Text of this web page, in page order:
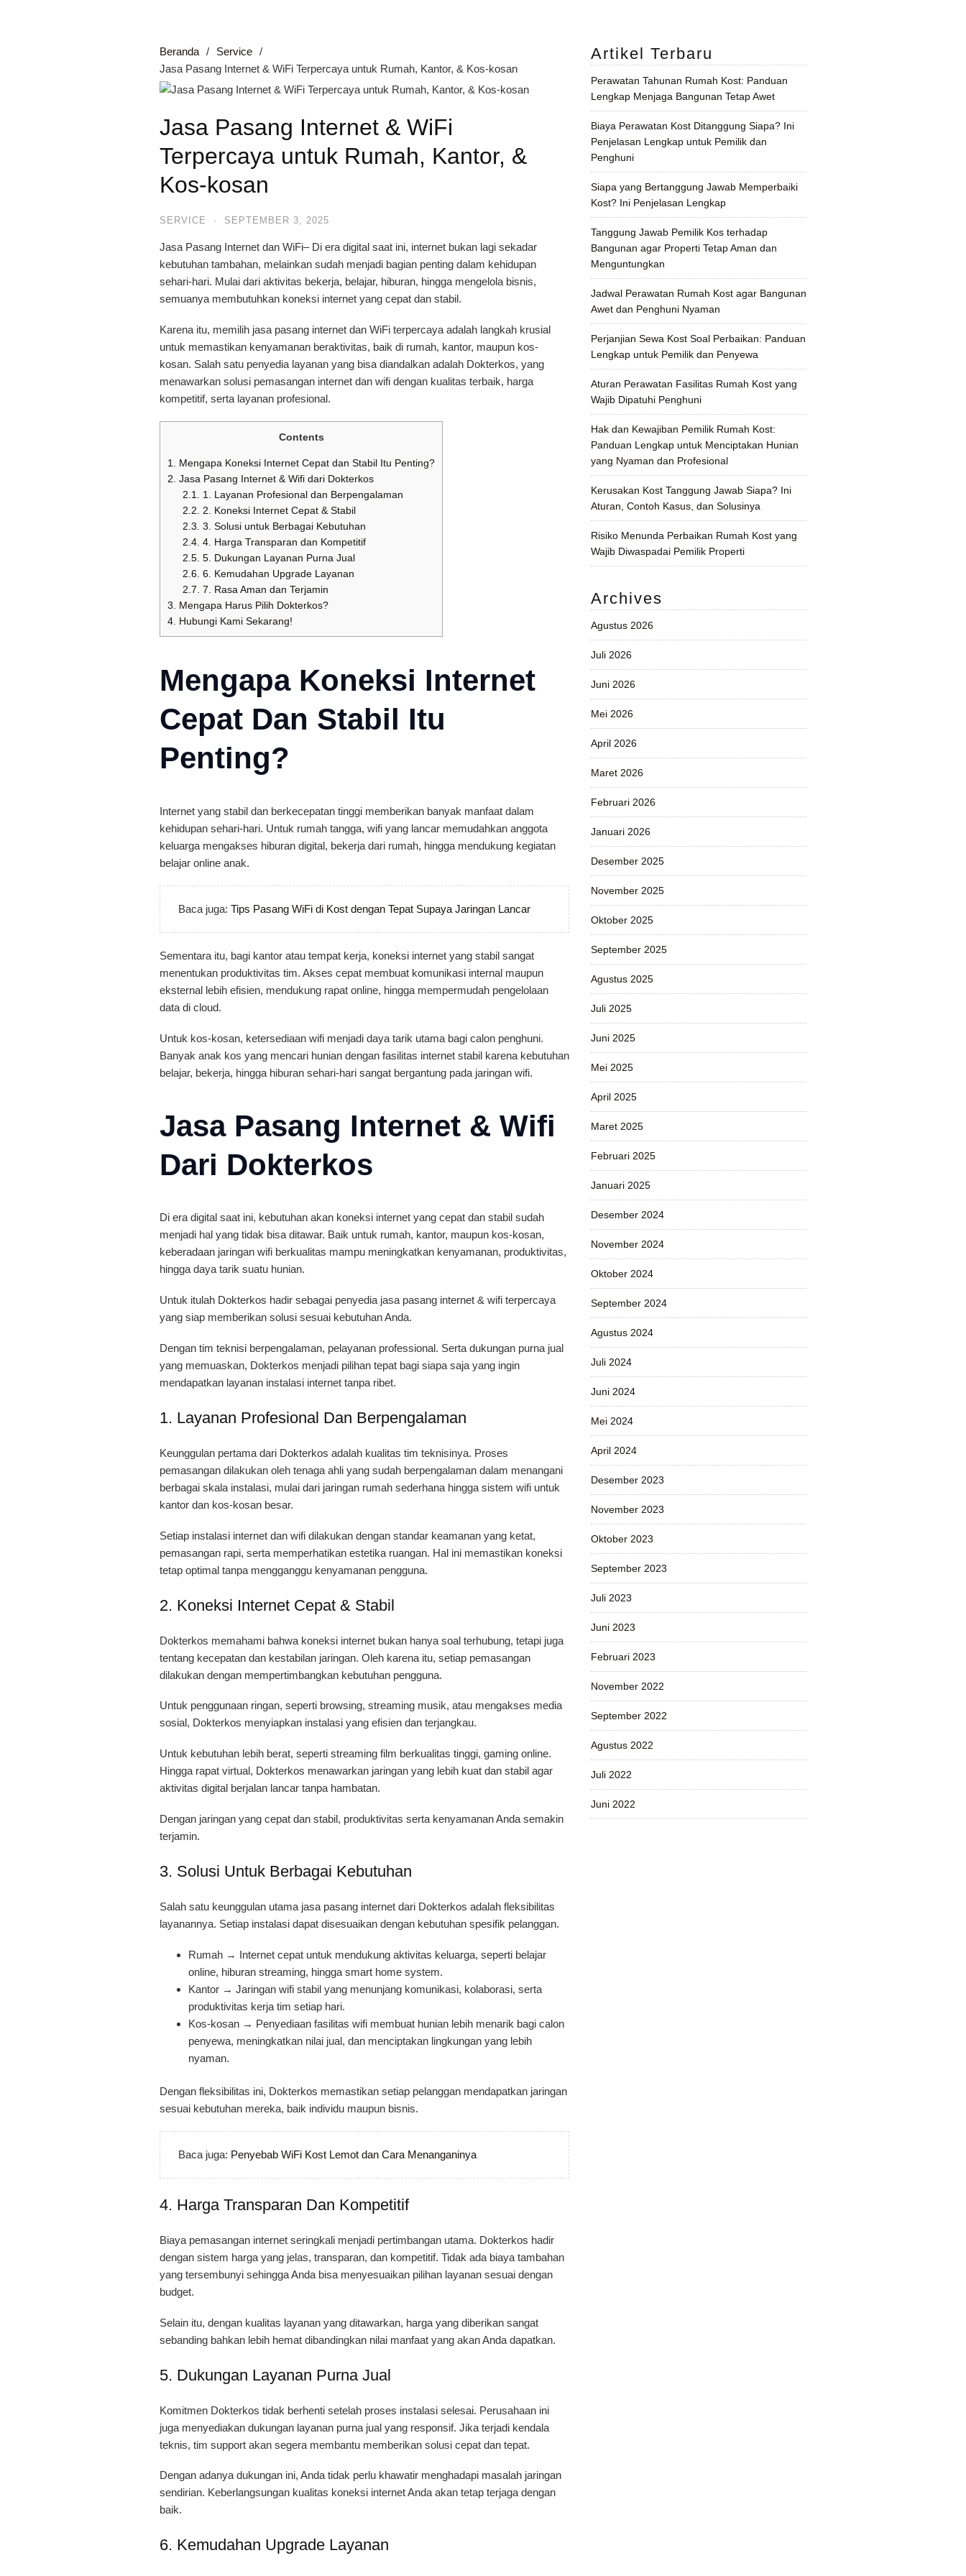
Beranda
Service
Jasa Pasang Internet & WiFi Terpercaya untuk Rumah, Kantor, & Kos-kosan
Jasa Pasang Internet & WiFi
Terpercaya untuk Rumah, Kantor, &
Kos-kosan
SERVICE · SEPTEMBER 3, 2025
Jasa Pasang Internet dan WiFi– Di era digital saat ini, internet bukan lagi sekadar
kebutuhan tambahan, melainkan sudah menjadi bagian penting dalam kehidupan
sehari-hari. Mulai dari aktivitas bekerja, belajar, hiburan, hingga mengelola bisnis,
semuanya membutuhkan koneksi internet yang cepat dan stabil.
Karena itu, memilih jasa pasang internet dan WiFi terpercaya adalah langkah krusial
untuk memastikan kenyamanan beraktivitas, baik di rumah, kantor, maupun kos-
kosan. Salah satu penyedia layanan yang bisa diandalkan adalah Dokterkos, yang
menawarkan solusi pemasangan internet dan wifi dengan kualitas terbaik, harga
kompetitif, serta layanan profesional.
Contents
1.
Mengapa Koneksi Internet Cepat dan Stabil Itu Penting?
2. Jasa Pasang Internet & Wifi dari Dokterkos
2.1.
1. Layanan Profesional dan Berpengalaman
2.2.
2. Koneksi Internet Cepat & Stabil
2.3. 3. Solusi untuk Berbagai Kebutuhan
2.4. 4. Harga Transparan dan Kompetitif
2.5. 5. Dukungan Layanan Purna Jual
2.6. 6. Kemudahan Upgrade Layanan
2.7. 7. Rasa Aman dan Terjamin
3.
Mengapa Harus Pilih Dokterkos?
4. Hubungi Kami Sekarang!
Mengapa Koneksi Internet
Cepat Dan Stabil Itu
Penting?
Internet yang stabil dan berkecepatan tinggi memberikan banyak manfaat dalam
kehidupan sehari-hari. Untuk rumah tangga, wifi yang lancar memudahkan anggota
keluarga mengakses hiburan digital, bekerja dari rumah, hingga mendukung kegiatan
belajar online anak.
Baca juga: Tips Pasang WiFi di Kost dengan Tepat Supaya Jaringan Lancar
Sementara itu, bagi kantor atau tempat kerja, koneksi internet yang stabil sangat
menentukan produktivitas tim. Akses cepat membuat komunikasi internal maupun
eksternal lebih efisien, mendukung rapat online, hingga mempermudah pengelolaan
data di cloud.
Untuk kos-kosan, ketersediaan wifi menjadi daya tarik utama bagi calon penghuni.
Banyak anak kos yang mencari hunian dengan fasilitas internet stabil karena kebutuhan
belajar, bekerja, hingga hiburan sehari-hari sangat bergantung pada jaringan wifi.
Jasa Pasang Internet & Wifi
Dari Dokterkos
Di era digital saat ini, kebutuhan akan koneksi internet yang cepat dan stabil sudah
menjadi hal yang tidak bisa ditawar. Baik untuk rumah, kantor, maupun kos-kosan,
keberadaan jaringan wifi berkualitas mampu meningkatkan kenyamanan, produktivitas,
hingga daya tarik suatu hunian.
Untuk itulah Dokterkos hadir sebagai penyedia jasa pasang internet & wifi terpercaya
yang siap memberikan solusi sesuai kebutuhan Anda.
Dengan tim teknisi berpengalaman, pelayanan professional. Serta dukungan purna jual
yang memuaskan, Dokterkos menjadi pilihan tepat bagi siapa saja yang ingin
mendapatkan layanan instalasi internet tanpa ribet.
1. Layanan Profesional Dan Berpengalaman
Keunggulan pertama dari Dokterkos adalah kualitas tim teknisinya. Proses
pemasangan dilakukan oleh tenaga ahli yang sudah berpengalaman dalam menangani
berbagai skala instalasi, mulai dari jaringan rumah sederhana hingga sistem wifi untuk
kantor dan kos-kosan besar.
Setiap instalasi internet dan wifi dilakukan dengan standar keamanan yang ketat,
pemasangan rapi, serta memperhatikan estetika ruangan. Hal ini memastikan koneksi
tetap optimal tanpa mengganggu kenyamanan pengguna.
2. Koneksi Internet Cepat & Stabil
Dokterkos memahami bahwa koneksi internet bukan hanya soal terhubung, tetapi juga
tentang kecepatan dan kestabilan jaringan. Oleh karena itu, setiap pemasangan
dilakukan dengan mempertimbangkan kebutuhan pengguna.
Untuk penggunaan ringan, seperti browsing, streaming musik, atau mengakses media
sosial, Dokterkos menyiapkan instalasi yang efisien dan terjangkau.
Untuk kebutuhan lebih berat, seperti streaming film berkualitas tinggi, gaming online.
Hingga rapat virtual, Dokterkos menawarkan jaringan yang lebih kuat dan stabil agar
aktivitas digital berjalan lancar tanpa hambatan.
Dengan jaringan yang cepat dan stabil, produktivitas serta kenyamanan Anda semakin
terjamin.
3. Solusi Untuk Berbagai Kebutuhan
Salah satu keunggulan utama jasa pasang internet dari Dokterkos adalah fleksibilitas
layanannya. Setiap instalasi dapat disesuaikan dengan kebutuhan spesifik pelanggan.
Rumah → Internet cepat untuk mendukung aktivitas keluarga, seperti belajar
online, hiburan streaming, hingga smart home system.
Kantor → Jaringan wifi stabil yang menunjang komunikasi, kolaborasi, serta
produktivitas kerja tim setiap hari.
Kos-kosan → Penyediaan fasilitas wifi membuat hunian lebih menarik bagi calon
penyewa, meningkatkan nilai jual, dan menciptakan lingkungan yang lebih
nyaman.
Dengan fleksibilitas ini, Dokterkos memastikan setiap pelanggan mendapatkan jaringan
sesuai kebutuhan mereka, baik individu maupun bisnis.
Baca juga: Penyebab WiFi Kost Lemot dan Cara Menanganinya
4. Harga Transparan Dan Kompetitif
Biaya pemasangan internet seringkali menjadi pertimbangan utama. Dokterkos hadir
dengan sistem harga yang jelas, transparan, dan kompetitif. Tidak ada biaya tambahan
yang tersembunyi sehingga Anda bisa menyesuaikan pilihan layanan sesuai dengan
budget.
Selain itu, dengan kualitas layanan yang ditawarkan, harga yang diberikan sangat
sebanding bahkan lebih hemat dibandingkan nilai manfaat yang akan Anda dapatkan.
5. Dukungan Layanan Purna Jual
Komitmen Dokterkos tidak berhenti setelah proses instalasi selesai. Perusahaan ini
juga menyediakan dukungan layanan purna jual yang responsif. Jika terjadi kendala
teknis, tim support akan segera membantu memberikan solusi cepat dan tepat.
Dengan adanya dukungan ini, Anda tidak perlu khawatir menghadapi masalah jaringan
sendirian. Keberlangsungan kualitas koneksi internet Anda akan tetap terjaga dengan
baik.
6. Kemudahan Upgrade Layanan
Artikel Terbaru
Perawatan Tahunan Rumah Kost: Panduan
Lengkap Menjaga Bangunan Tetap Awet
Biaya Perawatan Kost Ditanggung Siapa? Ini
Penjelasan Lengkap untuk Pemilik dan
Penghuni
Siapa yang Bertanggung Jawab Memperbaiki
Kost? Ini Penjelasan Lengkap
Tanggung Jawab Pemilik Kos terhadap
Bangunan agar Properti Tetap Aman dan
Menguntungkan
Jadwal Perawatan Rumah Kost agar Bangunan
Awet dan Penghuni Nyaman
Perjanjian Sewa Kost Soal Perbaikan: Panduan
Lengkap untuk Pemilik dan Penyewa
Aturan Perawatan Fasilitas Rumah Kost yang
Wajib Dipatuhi Penghuni
Hak dan Kewajiban Pemilik Rumah Kost:
Panduan Lengkap untuk Menciptakan Hunian
yang Nyaman dan Profesional
Kerusakan Kost Tanggung Jawab Siapa? Ini
Aturan, Contoh Kasus, dan Solusinya
Risiko Menunda Perbaikan Rumah Kost yang
Wajib Diwaspadai Pemilik Properti
Archives
Agustus 2026
Juli 2026
Juni 2026
Mei 2026
April 2026
Maret 2026
Februari 2026
Januari 2026
Desember 2025
November 2025
Oktober 2025
September 2025
Agustus 2025
Juli 2025
Juni 2025
Mei 2025
April 2025
Maret 2025
Februari 2025
Januari 2025
Desember 2024
November 2024
Oktober 2024
September 2024
Agustus 2024
Juli 2024
Juni 2024
Mei 2024
April 2024
Desember 2023
November 2023
Oktober 2023
September 2023
Juli 2023
Juni 2023
Februari 2023
November 2022
September 2022
Agustus 2022
Juli 2022
Juni 2022